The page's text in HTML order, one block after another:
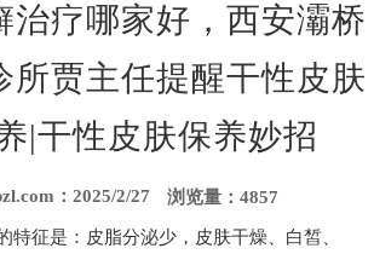
治疗哪家好，西安灞桥
所贾主任提醒干性皮肤
|干性皮肤保养妙招
：2025/2/27 浏览量：4857
特征是：皮脂分泌少，皮肤干燥、白皙、